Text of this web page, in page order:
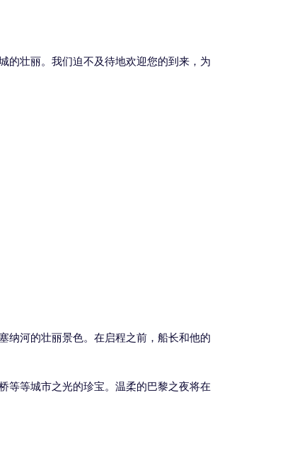
的壮丽。我们迫不及待地欢迎您的到来，为
纳河的壮丽景色。在启程之前，船长和他的
等等城市之光的珍宝。温柔的巴黎之夜将在